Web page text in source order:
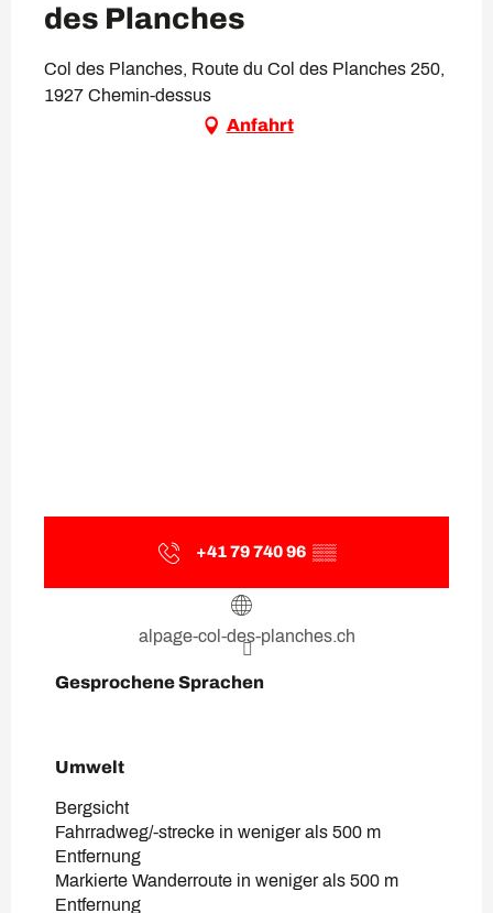
des Planches
Col des Planches, Route du Col des Planches 250,
1927 Chemin-dessus
Anfahrt
+41 79 740 96 ▒▒
alpage-col-des-planches.ch
Gesprochene Sprachen
Gesprochene Sprachen
Umwelt
Umwelt
Bergsicht
Fahrradweg/-strecke in weniger als 500 m
Entfernung
Markierte Wanderroute in weniger als 500 m
Entfernung